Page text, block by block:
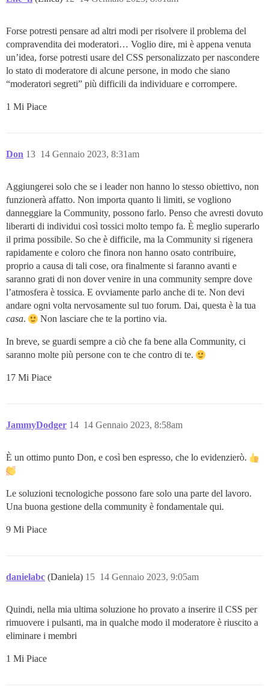
Forse potresti pensare ad altri modi per risolvere il problema del
compravendita dei moderatori… Voglio dire, mi è appena venuta
un’idea, forse potresti usare del CSS personalizzato per nascondere
lo stato di moderatore di alcune persone, in modo che siano
“moderatori segreti” più difficili da individuare e corrompere.
1 Mi Piace
Don 14 Gennaio 2023, 8:31am
13
Aggiungerei solo che se i leader non hanno lo stesso obiettivo, non
funzionerà affatto. Non importa quanto li limiti, se vogliono
danneggiare la Community, possono farlo. Penso che avresti dovuto
liberarti di individui così tossici molto tempo fa. È meglio superarlo
il prima possibile. So che è difficile, ma la Community si rigenera
rapidamente e coloro che finora non hanno osato contribuire,
proprio a causa di tali cose, ora finalmente si faranno avanti e
saranno grati di non dover venire in una community sempre dove
l’atmosfera è tossica. E ovviamente parlo anche di te. Non devi
andare ogni volta nervosamente sul tuo forum. Dai, questa è la tua
casa. Non lasciare che te la portino via.
In breve, se guardi sempre a ciò che fa bene alla Community, ci
saranno molte più persone con te che contro di te.
17 Mi Piace
JammyDodger 14 Gennaio 2023, 8:58am
14
È un ottimo punto Don, e così ben espresso, che lo evidenzierò.
Le soluzioni tecnologiche possono fare solo una parte del lavoro.
Una buona gestione della community è fondamentale qui.
9 Mi Piace
danielabc (Daniela) 14 Gennaio 2023, 9:05am
15
Quindi, nella mia ultima soluzione ho provato a inserire il CSS per
rimuovere i pulsanti, ma in qualche modo il moderatore è riuscito a
eliminare i membri
1 Mi Piace